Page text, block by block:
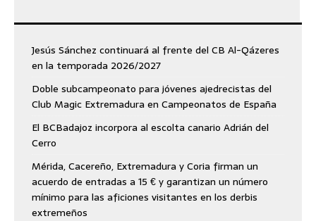
Jesús Sánchez continuará al frente del CB Al-Qázeres
en la temporada 2026/2027
Doble subcampeonato para jóvenes ajedrecistas del
Club Magic Extremadura en Campeonatos de España
El BCBadajoz incorpora al escolta canario Adrián del
Cerro
Mérida, Cacereño, Extremadura y Coria firman un
acuerdo de entradas a 15 € y garantizan un número
mínimo para las aficiones visitantes en los derbis
extremeños